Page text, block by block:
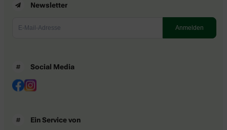
Newsletter
Social Media
Ein Service von